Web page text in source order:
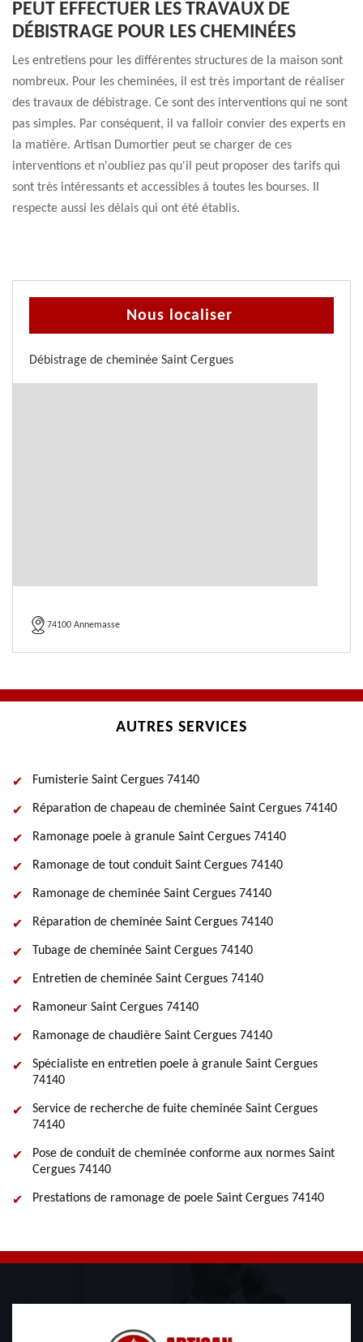
PEUT EFFECTUER LES TRAVAUX DE
DÉBISTRAGE POUR LES CHEMINÉES
Les entretiens pour les différentes structures de la maison sont
nombreux. Pour les cheminées, il est très important de réaliser
des travaux de débistrage. Ce sont des interventions qui ne sont
pas simples. Par conséquent, il va falloir convier des experts en
la matière. Artisan Dumortier peut se charger de ces
interventions et n'oubliez pas qu'il peut proposer des tarifs qui
sont très intéressants et accessibles à toutes les bourses. Il
respecte aussi les délais qui ont été établis.
Nous localiser
Débistrage de cheminée Saint Cergues
74100 Annemasse
AUTRES SERVICES
Fumisterie Saint Cergues 74140
Réparation de chapeau de cheminée Saint Cergues 74140
Ramonage poele à granule Saint Cergues 74140
Ramonage de tout conduit Saint Cergues 74140
Ramonage de cheminée Saint Cergues 74140
Réparation de cheminée Saint Cergues 74140
Tubage de cheminée Saint Cergues 74140
Entretien de cheminée Saint Cergues 74140
Ramoneur Saint Cergues 74140
Ramonage de chaudière Saint Cergues 74140
Spécialiste en entretien poele à granule Saint Cergues
74140
Service de recherche de fuite cheminée Saint Cergues
74140
Pose de conduit de cheminée conforme aux normes Saint
Cergues 74140
Prestations de ramonage de poele Saint Cergues 74140